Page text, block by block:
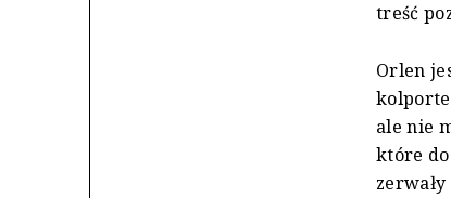
treść
Orlen
ale nie
które